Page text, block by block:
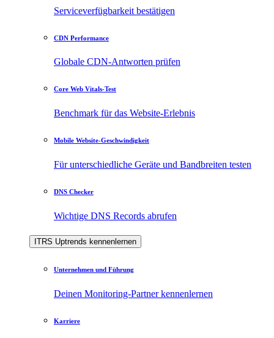
Serviceverfügbarkeit bestätigen
CDN Performance
Globale CDN-Antworten prüfen
Core Web Vitals-Test
Benchmark für das Website-Erlebnis
Mobile Website-Geschwindigkeit
Für unterschiedliche Geräte und Bandbreiten testen
DNS Checker
Wichtige DNS Records abrufen
ITRS Uptrends kennenlernen
Unternehmen und Führung
Deinen Monitoring-Partner kennenlernen
Karriere